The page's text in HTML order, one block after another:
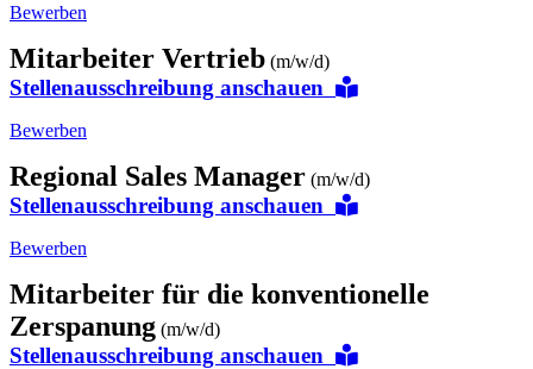
Bewerben
Mitarbeiter Vertrieb (m/w/d)
Stellenausschreibung anschauen
Bewerben
Regional Sales Manager (m/w/d)
Stellenausschreibung anschauen
Bewerben
Mitarbeiter für die konventionelle
Zerspanung (m/w/d)
Stellenausschreibung anschauen